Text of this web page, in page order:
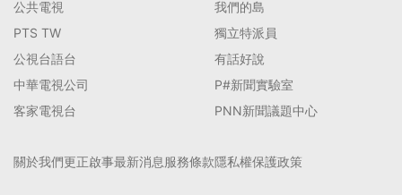
公共電視
PTS TW
公視台語台
中華電視公司
客家電視台
我們的島
獨立特派員
有話好說
P#新聞實驗室
PNN新聞議題中心
關於我們更正啟事最新消息服務條款隱私權保護政策